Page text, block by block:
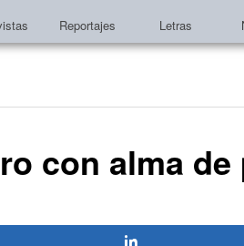
Reportajes Letras
con alma